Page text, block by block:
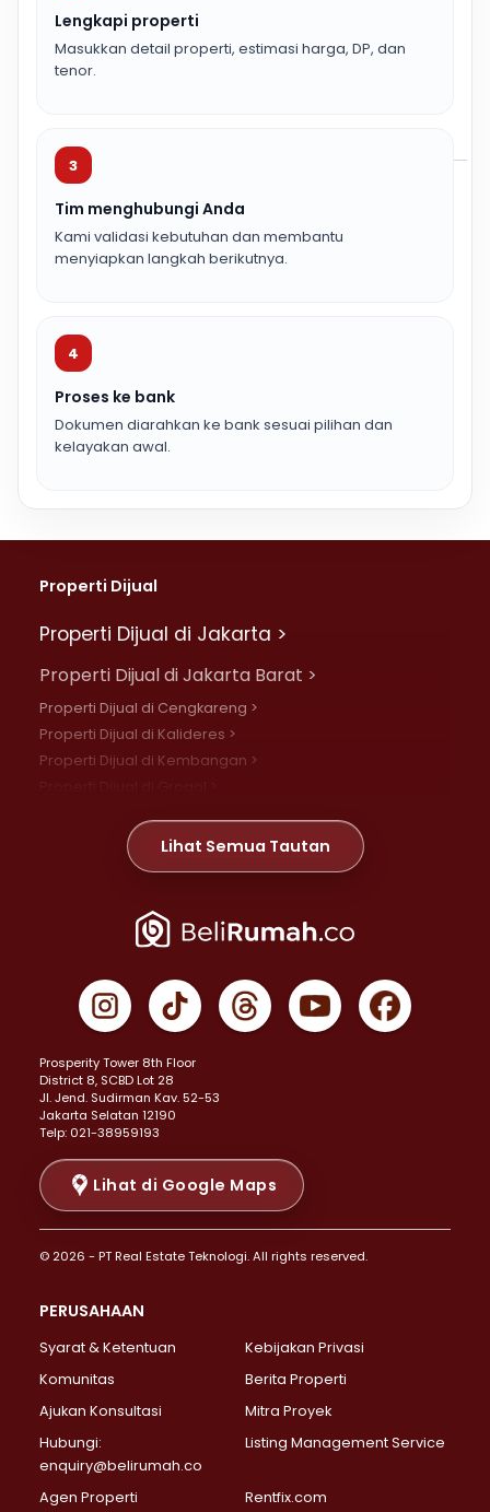
Lengkapi properti
Masukkan detail properti, estimasi harga, DP, dan
tenor.
3
Tim menghubungi Anda
Kami validasi kebutuhan dan membantu
menyiapkan langkah berikutnya.
4
Proses ke bank
Dokumen diarahkan ke bank sesuai pilihan dan
kelayakan awal.
Properti Dijual
Properti Dijual di Jakarta >
Properti Dijual di Jakarta Barat >
Properti Dijual di Cengkareng >
Properti Dijual di Kalideres >
Properti Dijual di Kembangan >
Properti Dijual di Meruya >
Properti Dijual di Jelambar >
Properti Dijual di Jakarta Pusat >
Properti Dijual di Gambir >
Properti Dijual di Johar Baru >
Properti Dijual di Menteng >
Properti Dijual di Senen >
Properti Dijual di Tanah Abang >
Properti Dijual di Cikini >
Properti Dijual di Kramat >
Properti Dijual di Pasar Baru >
Properti Dijual di Bendungan Hilir >
Properti Dijual di Jakarta Selatan >
Properti Dijual di Lebak Bulus >
Properti Dijual di Gandaria Selatan >
Properti Dijual di Pondok Labu >
Properti Dijual di Lenteng Agung >
Properti Dijual di Senayan >
Properti Dijual di Pondok Pinang >
Lihat Semua Tautan
Prosperity Tower 8th Floor
District 8, SCBD Lot 28
JI. Jend. Sudirman Kav. 52-53
Jakarta Selatan 12190
Telp: 021-38959193
Lihat di Google Maps
© 2026 - PT Real Estate Teknologi. All rights reserved.
PERUSAHAAN
Syarat & Ketentuan
Kebijakan Privasi
Komunitas
Berita Properti
Ajukan Konsultasi
Mitra Proyek
Hubungi:
enquiry@belirumah.co
Listing Management Service
Agen Properti Rentfix.com